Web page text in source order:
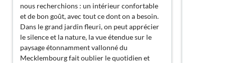
nous recherchions : un intérieur confortable
et de bon goût, avec tout ce dont on a besoin.
Dans le grand jardin fleuri, on peut apprécier
le silence et la nature, la vue étendue sur le
paysage étonnamment vallonné du
Mecklembourg fait oublier le quotidien et